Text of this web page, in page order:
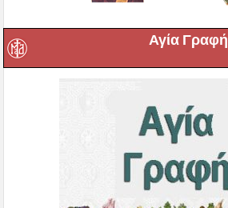
Αγία Γραφή